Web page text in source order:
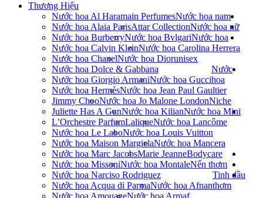
Thương Hiệu
Nước hoa Al Haramain Perfumes
Nước hoa Alaia ParisAttar Collection
Nước hoa BurberryNước hoa Bvlgari
Nước hoa Calvin KleinNước hoa Carolina Herrera
Nước hoa ChanelNước hoa Dior
Nước hoa Dolce & Gabbana
Nước hoa Giorgio ArmaniNước hoa Gucci
Nước hoa HermèsNước hoa Jean Paul Gaultier
Jimmy ChooNước hoa Jo Malone London
Juliette Has A GunNước hoa Kilian
L’Orchestre ParfumLaliqueNước hoa Lancôme
Nước hoa Le LaboNước hoa Louis Vuitton
Nước hoa Maison MargielaNước hoa Mancera
Nước hoa Marc JacobsMarie Jeanne
Nước hoa MissoniNước hoa Montale
Nước hoa Narciso Rodriguez
Nước hoa Acqua di ParmaNước hoa Afnan
Nước hoa AmouageNước hoa Armaf
Nước hoa nam
Nước hoa nữ
Nước hoa
unisex
Nước
hoa
Niche
Nước hoa Mini
Bodycare
Nến thơm
Tinh dầu
thơm